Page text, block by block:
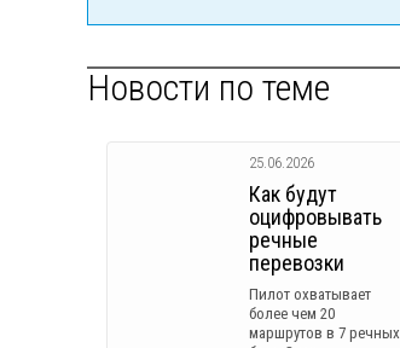
Новости по теме
25.06.2026
Как будут
оцифровывать
речные
перевозки
Пилот охватывает
более чем 20
маршрутов в 7 речных